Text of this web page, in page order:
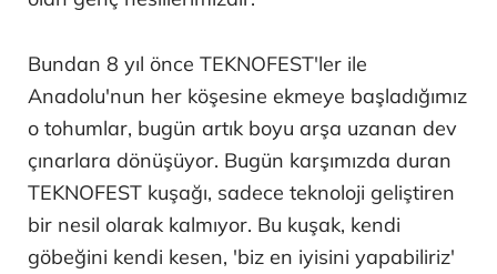
Bundan 8 yıl önce TEKNOFEST'ler ile
Anadolu'nun her köşesine ekmeye başladığımız
o tohumlar, bugün artık boyu arşa uzanan dev
çınarlara dönüşüyor. Bugün karşımızda duran
TEKNOFEST kuşağı, sadece teknoloji geliştiren
bir nesil olarak kalmıyor. Bu kuşak, kendi
göbeğini kendi kesen, 'biz en iyisini yapabiliriz'